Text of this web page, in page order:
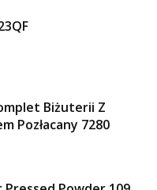
Biżuterii Z
Pozłacany 7280